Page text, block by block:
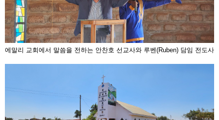
에말리 교회에서 말씀을 전하는 안찬호 선교사와 루벤(Ruben) 담임 전도사